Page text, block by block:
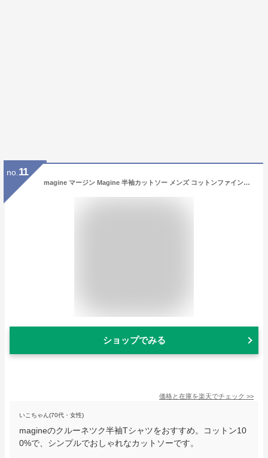
no. 11
magine マージン Magine 半袖カットソー メンズ コットンファインサーマルカットソー 春夏商品 ホワイト グレー オリーブ ブラック 日本製 半袖 白 半袖Tシャツ ブランド 涼しい 薄手 30代 40代 50代 夏 無地 2222-003
ショップでみる
価格と在庫を楽天でチェック >>
いこちゃん(70代・女性)
magineのクルーネツク半袖Tシャツをおすすめ。コットン10
0%で、シンプルでおしゃれなカットソーです。